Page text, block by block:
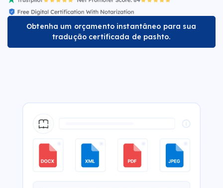
Obtenha um orçamento instantâneo para sua
tradução certificada de pashto.